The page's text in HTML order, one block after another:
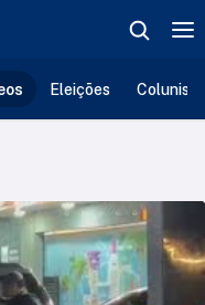
Eleições